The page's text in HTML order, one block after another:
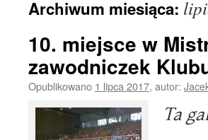
treści
Archiwum miesiąca:
10. miejsce w
zawodniczek
Opublikowano 1 lipca 2017, autor:
Ta